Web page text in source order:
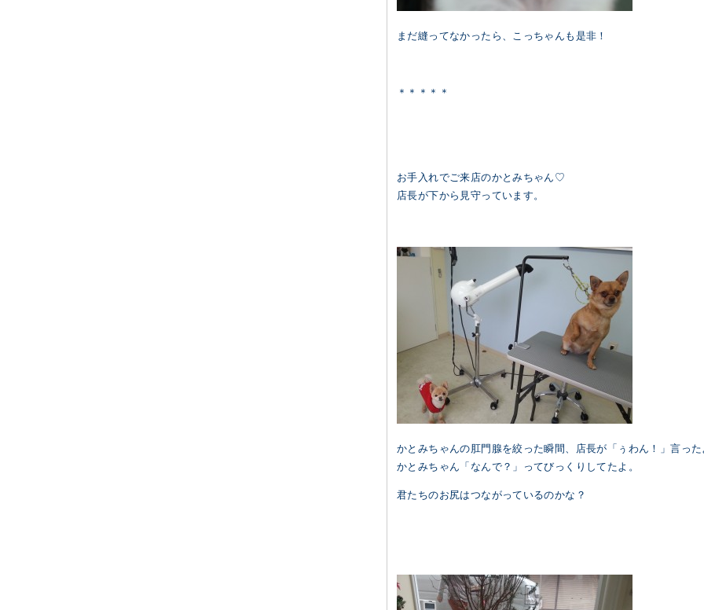
まだ縫ってなかったら、こっちゃんも是非！
＊＊＊＊＊
お手入れでご来店のかとみちゃん♡
店長が下から見守っています。
かとみちゃんの肛門腺を絞った瞬間、店長が「ぅわん！」言った
かとみちゃん「なんで？」ってびっくりしてたよ。
君たちのお尻はつながっているのかな？